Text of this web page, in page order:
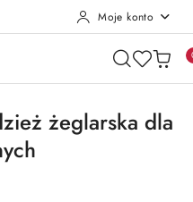
Moje konto
żeglarska dla